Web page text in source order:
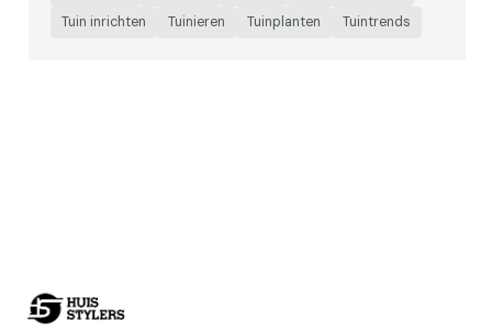
Tuin inrichten
Tuinieren Tuinplanten Tuintrends